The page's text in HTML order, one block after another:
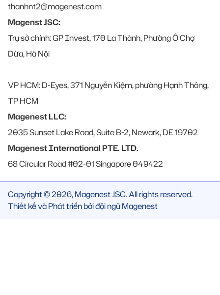
thanhnt2@magenest.com
Magenst JSC:
Trụ sở chính: GP Invest, 170 La Thành, Phường Ô Chợ
Dừa, Hà Nội
VP HCM: D-Eyes, 371 Nguyễn Kiệm, phường Hạnh Thông,
TP HCM
Magenest LLC:
2035 Sunset Lake Road, Suite B-2, Newark, DE 19702
Magenest International PTE. LTD.
68 Circular Road #02-01 Singapore 049422
Copyright © 2026, Magenest JSC. All rights reserved.
Thiết kế và Phát triển bởi đội ngũ Magenest